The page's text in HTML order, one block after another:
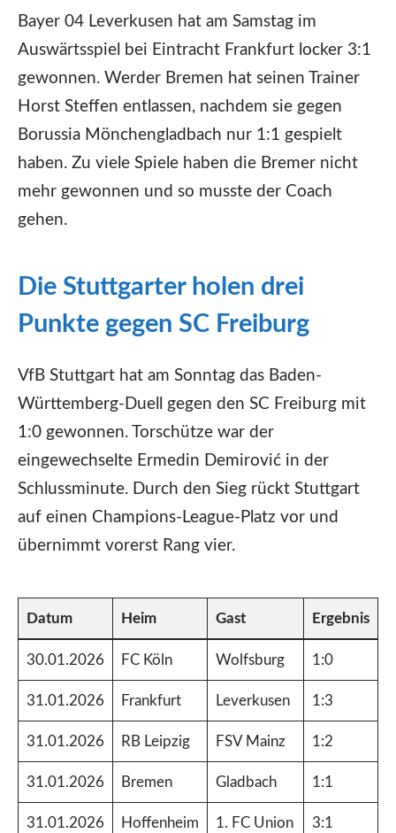
Bayer 04 Leverkusen hat am Samstag im
Auswärtsspiel bei Eintracht Frankfurt locker 3:1
gewonnen. Werder Bremen hat seinen Trainer
Horst Steffen entlassen, nachdem sie gegen
Borussia Mönchengladbach nur 1:1 gespielt
haben. Zu viele Spiele haben die Bremer nicht
mehr gewonnen und so musste der Coach
gehen.
Die Stuttgarter holen drei
Punkte gegen SC Freiburg
VfB Stuttgart hat am Sonntag das Baden-
Württemberg-Duell gegen den SC Freiburg mit
1:0 gewonnen. Torschütze war der
eingewechselte Ermedin Demirović in der
Schlussminute. Durch den Sieg rückt Stuttgart
auf einen Champions-League-Platz vor und
übernimmt vorerst Rang vier.
Datum Heim Gast Ergebnis
30.01.2026 FC Köln Wolfsburg 1:0
31.01.2026 Frankfurt Leverkusen 1:3
31.01.2026 RB Leipzig FSV Mainz 1:2
31.01.2026 Bremen Gladbach 1:1
31.01.2026 Hoffenheim 1. FC Union 3:1